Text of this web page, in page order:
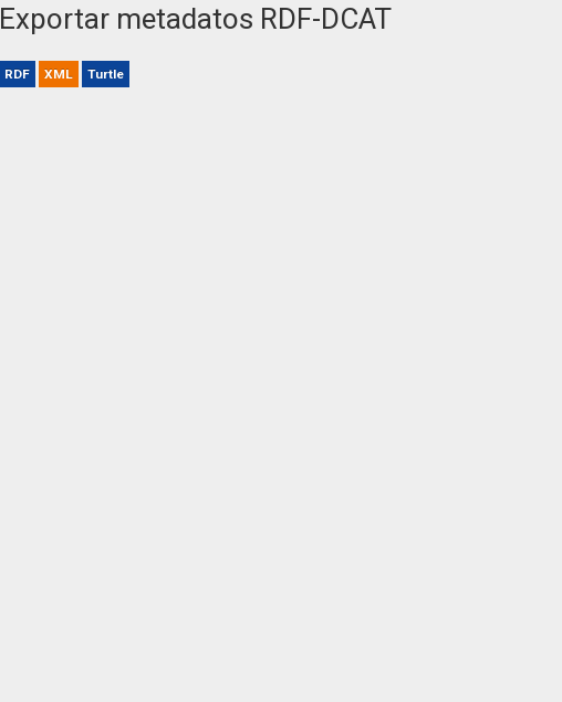
Exportar metadatos RDF-DCAT
RDF XML Turtle